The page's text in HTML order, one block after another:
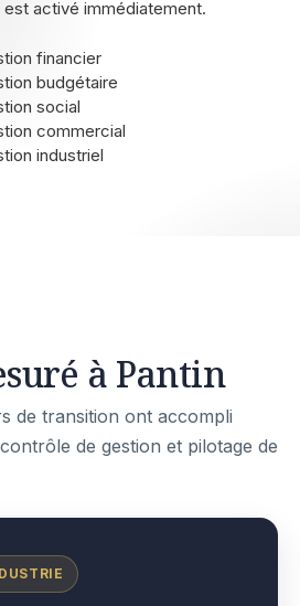
activé immédiatement.
financier
budgétaire
social
commercial
industriel
à Pantin
de transition ont accompli
de gestion et pilotage de